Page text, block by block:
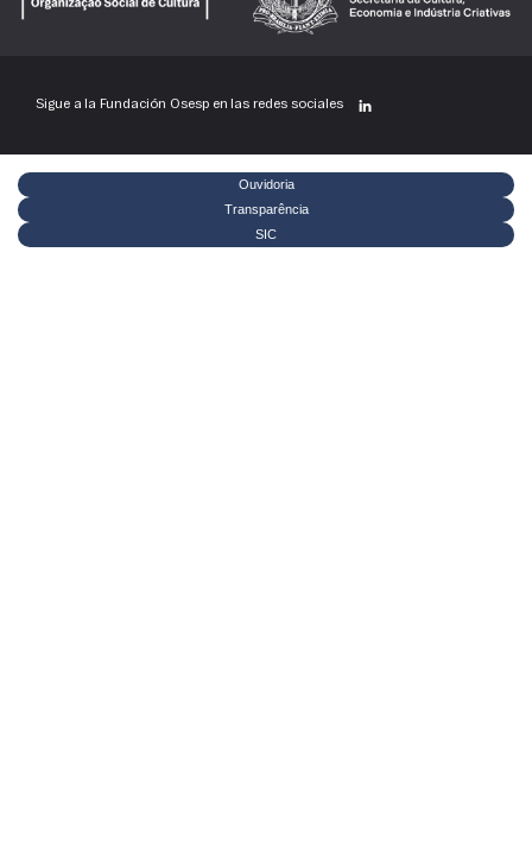
Sigue a la Fundación Osesp en las redes sociales
Ouvidoria
Transparência
SIC